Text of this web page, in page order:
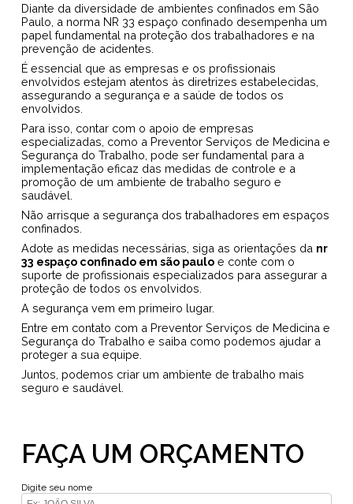
Diante da diversidade de ambientes confinados em São
Paulo, a norma NR 33 espaço confinado desempenha um
papel fundamental na proteção dos trabalhadores e na
prevenção de acidentes.
É essencial que as empresas e os profissionais
envolvidos estejam atentos às diretrizes estabelecidas,
assegurando a segurança e a saúde de todos os
envolvidos.
Para isso, contar com o apoio de empresas
especializadas, como a Preventor Serviços de Medicina e
Segurança do Trabalho, pode ser fundamental para a
implementação eficaz das medidas de controle e a
promoção de um ambiente de trabalho seguro e
saudável.
Não arrisque a segurança dos trabalhadores em espaços
confinados.
Adote as medidas necessárias, siga as orientações da nr
33 espaço confinado em são paulo e conte com o
suporte de profissionais especializados para assegurar a
proteção de todos os envolvidos.
A segurança vem em primeiro lugar.
Entre em contato com a Preventor Serviços de Medicina e
Segurança do Trabalho e saiba como podemos ajudar a
proteger a sua equipe.
Juntos, podemos criar um ambiente de trabalho mais
seguro e saudável.
FAÇA UM ORÇAMENTO
Digite seu nome